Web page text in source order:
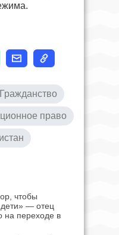
Гражданство
право
чтобы
— отец
на переходе в